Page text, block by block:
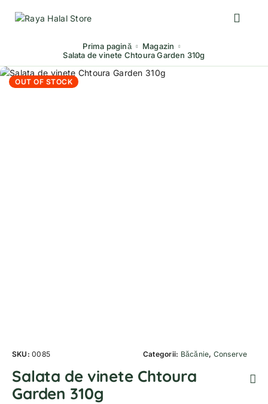
Prima pagină
Magazin
Salata de vinete Chtoura Garden 310g
OUT OF STOCK
SKU:0085 Categorii: Băcănie, Conserve
Salata de vinete Chtoura
Garden 310g